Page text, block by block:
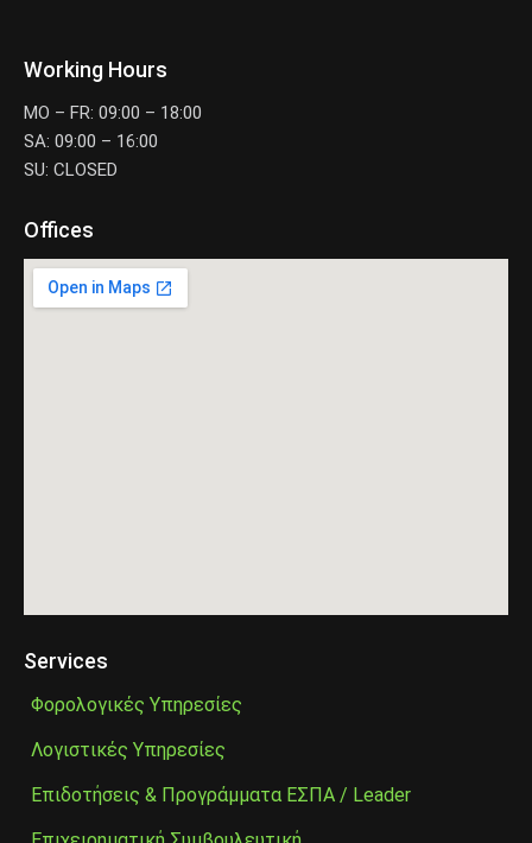
Working Hours
MO – FR: 09:00 – 18:00
SA: 09:00 – 16:00
SU: CLOSED
Offices
Services
Φορολογικές Υπηρεσίες
Λογιστικές Υπηρεσίες
Επιδοτήσεις & Προγράμματα ΕΣΠΑ / Leader